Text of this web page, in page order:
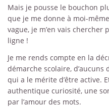
Mais je pousse le bouchon
que je me donne à moi-
vague, je m’en vais
ligne !
Je me rends compte en la
démarche scolaire, d’aucuns
qui a le mérite d’être active.
authentique curiosité, une
par l’amour des mots.